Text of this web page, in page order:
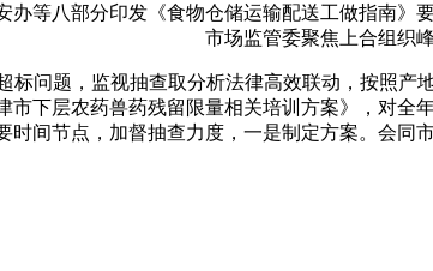
办等八部分印发《食物仓储运输配送工做指南
市场监管委聚焦上合组织
题，监视抽查取分析法律高效联动，按照产
市下层农药兽药残留限量相关培训方案》，对
时间节点，加督抽查力度，一是制定方案。会